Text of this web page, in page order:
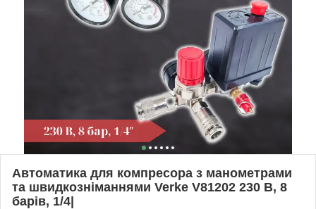
Автоматика для компресора з манометрами
та швидкозніманнями Verke V81202 230 В, 8
барів, 1/4|